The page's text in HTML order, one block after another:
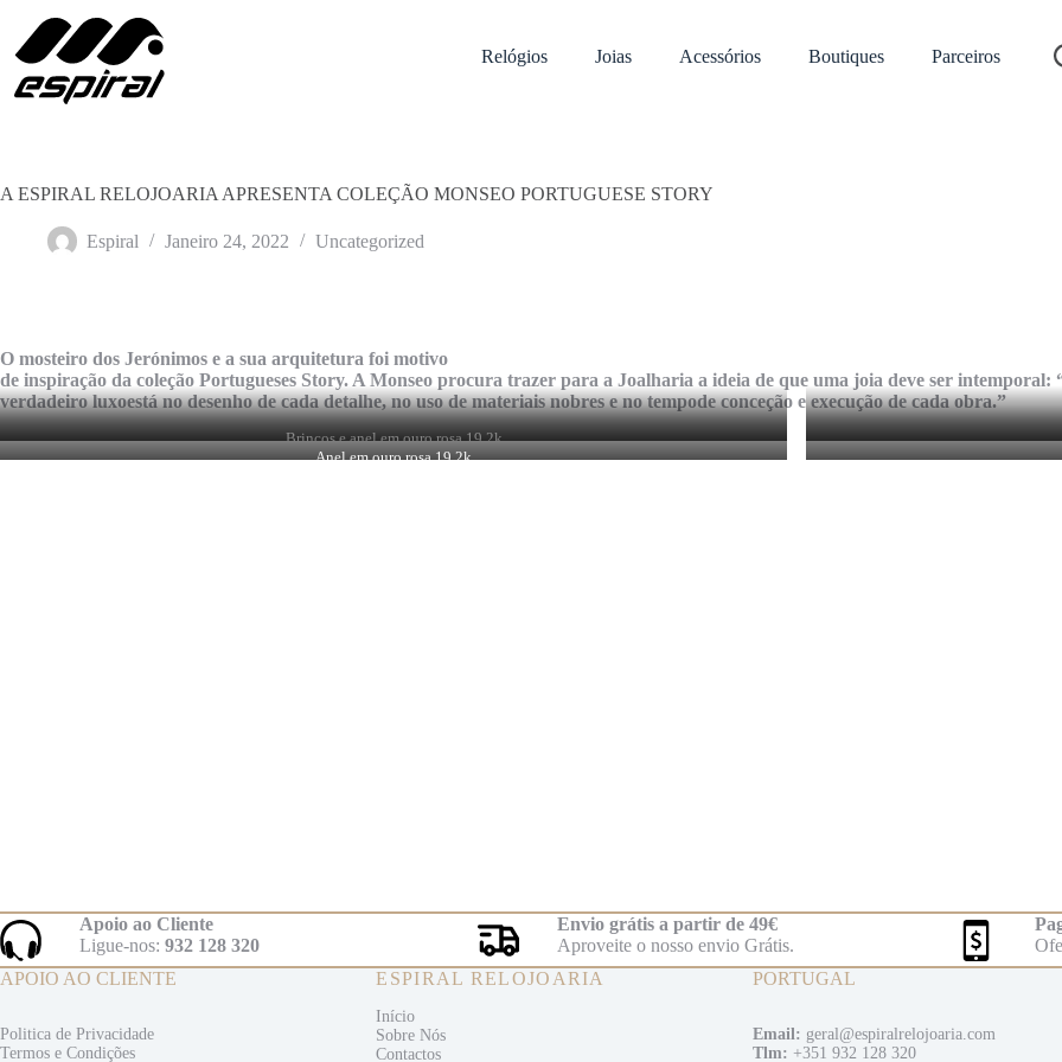
conteúdo
Relógios Joias Acessórios Boutiques Parceiros
A ESPIRAL RELOJOARIA APRESENTA COLEÇÃO MONSEO PORTUGUESE STORY
Espiral Janeiro 24, 2022 Uncategorized
O mosteiro dos Jerónimos e a sua arquitetura foi motivo
de inspiração da coleção Portugueses Story. A Monseo procura trazer para a Joalharia a ideia de que uma joia deve ser
verdadeiro luxoestá no desenho de cada detalhe, no uso de materiais nobres e no tempode conceção e execução de cada obra.”
Brincos e anel em ouro rosa 19.2k
com diamantes, safiras e rubis.
Anel em ouro rosa 19.2k
Apoio ao Cliente
Ligue-nos: 932 128 320
Envio grátis a partir de 49€
Aproveite o nosso envio Grátis.
APOIO AO CLIENTE
Politica de Privacidade
Termos e Condições
ESPIRAL RELOJOARIA
Início
Sobre Nós
Contactos
PORTUGAL
Email: geral@espiralrelojoaria.com
Tlm: +351 932 128 320